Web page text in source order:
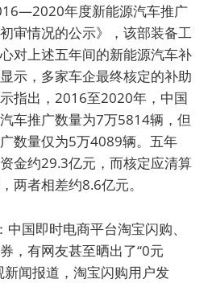
年度新能源汽车推广
审情况的公示》，该部装备工
对上述五年间的新能源汽车补
示，多家车企最终核定的补助
指出，2016至2020年，中国
车推广数量为7万5814辆，但
数量仅为5万4089辆。五年
金约29.3亿元，而核定应清算
两者相差约8.6亿元。
：中国即时电商平台淘宝闪购、
，有网友甚至晒出了“0元
新闻报道，淘宝闪购用户发